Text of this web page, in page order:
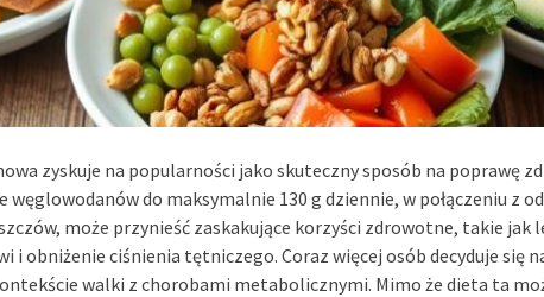
zyskuje na popularności jako skuteczny sposób na poprawę
węglowodanów do maksymalnie 130 g dziennie, w połączeniu z
może przynieść zaskakujące korzyści zdrowotne, takie jak
i obniżenie ciśnienia tętniczego. Coraz więcej osób decyduje się
walki z chorobami metabolicznymi. Mimo że dieta ta